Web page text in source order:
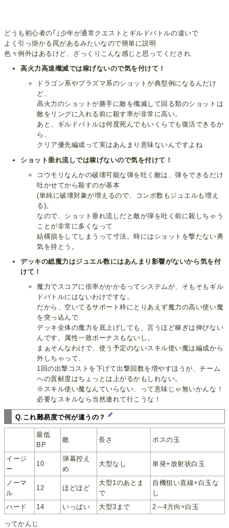
どうも初心者の｢｣少年が通常クエストとギルドバトルの違いで
よく引っ掛かる罠があるみたいなので簡単に説明
色々例外はあるけど、ざっくりこんな感じと思ってくだされ
高火力高速殲滅では稼げないので気を付けて！
ドラゴン系やプラズマ系のショットが典型例になるんだけ
ど、
高火力のショットが勝手に敵を殲滅して回る類のショットは
敵をリングに入れる前に殺す率が非常に高い。
あと、ギルドバトルは何度死んでもいくらでも復活できるか
ら、
クリア優先編成って実はあんまり意味ないんですよね
ショット垂れ流しでは稼げないので気を付けて！
コウモリなんかの破壊可能な弾を吐く敵は、弾をできるだけ
吐かせてから殺すのが基本
(単純に破壊対象が増えるので、コンボ数もジュエルも増え
る)。
なので、ショット垂れ流しだと敵が弾を吐く前に殺しちゃう
ことが非常に多くなって
結構損をしてしまうって寸法。時にはショットを撃たない勇
気を持とう。
デッキの総魔力はジュエル数にはあんまり影響がないから気を付
けて！
魔力でスコアに倍率がかかるってシステムが、そもそもギル
ドバトルにはないわけですな。
だから、空いてるサポート枠にとりあえず魔力の高い使い魔
を突っ込んで
デッキ全体の魔力を底上げしても、言うほど稼ぎは伸びない
んです。属性一致ボーナスもないし。
まぁそんなわけで、使う予定のないスキル使い魔は編成から
外しちゃって、
1回の出撃コストを下げて出撃回数を増やすほうが、チーム
への貢献度はちょっとは上がるかもしれない。
※スキル使い魔なんていらない、って意味じゃ無いかんな！
必要なスキルなら当然連れて行こうな！
Q.これ難易度で何が違うの？
最低
BP
敵 長さ ボスの玉
イージ
ー
10
弾幕控え
め
大型なし 単発+放射状白玉
ノーマ
ル
12 ほどほど
大型1のあとま
で
自機狙い直線+白玉な
し
ハード
14 いっぱい 大型3まで 2～4方向+白玉
ってかんじ